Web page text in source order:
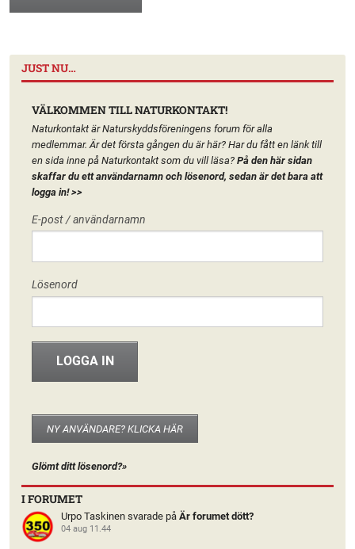
JUST NU…
VÄLKOMMEN TILL NATURKONTAKT!
Naturkontakt är Naturskyddsföreningens forum för alla
medlemmar. Är det första gången du är här? Har du fått en länk till
en sida inne på Naturkontakt som du vill läsa?På den här sidan
skaffar du ett användarnamn och lösenord, sedan är det bara att
logga in!>>
E-post / användarnamn
Lösenord
NY ANVÄNDARE? KLICKA HÄR
Glömt ditt lösenord?»
I FORUMET
Urpo Taskinen svarade påÄr forumet dött?
04 aug 11.44